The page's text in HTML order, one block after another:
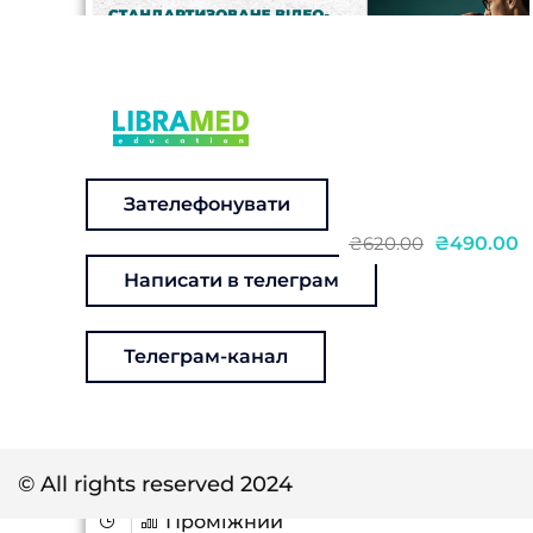
₴620.00 ₴490.00
ЕНК: Стандартизоване відео-ЕЕГ:
діагностичне значення, технічні
та клінічні аспекти
1031565 Чому це важливо знати Відео-
ЕЕГ — ключ до диференційної
Проміжний
Зателефонувати
Написати в телеграм
Телеграм-канал
© All rights reserved 2024